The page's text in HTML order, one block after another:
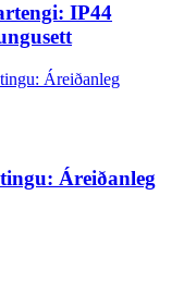
IP44
Áreiðanleg